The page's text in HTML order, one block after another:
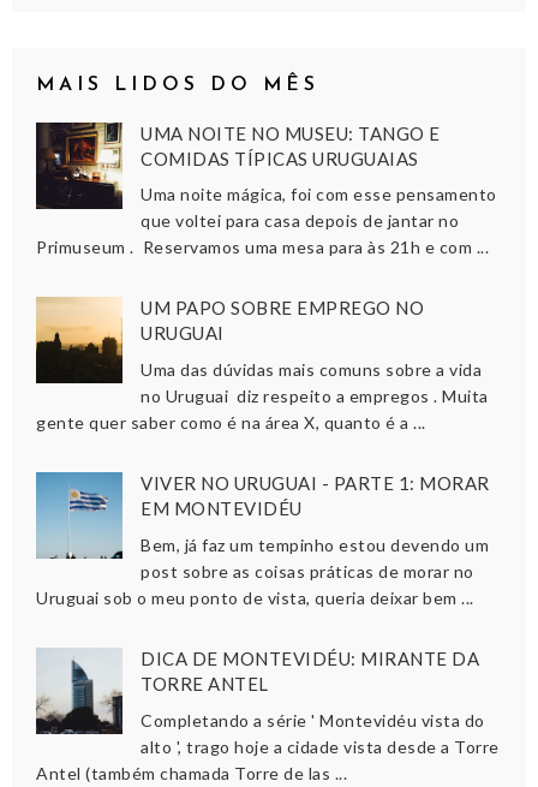
MAIS LIDOS DO MÊS
UMA NOITE NO MUSEU: TANGO E
COMIDAS TÍPICAS URUGUAIAS
Uma noite mágica, foi com esse pensamento
que voltei para casa depois de jantar no
Primuseum . Reservamos uma mesa para às 21h e com ...
UM PAPO SOBRE EMPREGO NO
URUGUAI
Uma das dúvidas mais comuns sobre a vida
no Uruguai diz respeito a empregos . Muita
gente quer saber como é na área X, quanto é a ...
VIVER NO URUGUAI - PARTE 1: MORAR
EM MONTEVIDÉU
Bem, já faz um tempinho estou devendo um
post sobre as coisas práticas de morar no
Uruguai sob o meu ponto de vista, queria deixar bem ...
DICA DE MONTEVIDÉU: MIRANTE DA
TORRE ANTEL
Completando a série ' Montevidéu vista do
alto ', trago hoje a cidade vista desde a Torre
Antel (também chamada Torre de las ...